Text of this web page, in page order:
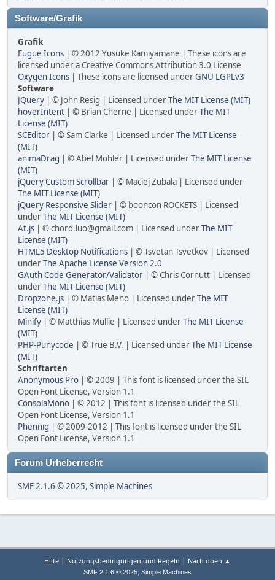
Software/Grafik
Grafik
Fugue Icons | © 2012 Yusuke Kamiyamane | These icons are
licensed under a Creative Commons Attribution 3.0 License
Oxygen Icons | These icons are licensed underGNU LGPLv3
Software
JQuery | © John Resig | Licensed underThe MIT License (MIT)
hoverIntent | © Brian Cherne | Licensed underThe MIT
License (MIT)
SCEditor | © Sam Clarke | Licensed underThe MIT License
(MIT)
animaDrag | © Abel Mohler | Licensed underThe MIT License
(MIT)
jQuery Custom Scrollbar | © Maciej Zubala | Licensed under
The MIT License (MIT)
jQuery Responsive Slider | © booncon ROCKETS | Licensed
underThe MIT License (MIT)
At.js | © chord.luo@gmail.com | Licensed underThe MIT
License (MIT)
HTML5 Desktop Notifications | © Tsvetan Tsvetkov | Licensed
underThe Apache License Version 2.0
GAuth Code Generator/Validator | © Chris Cornutt | Licensed
underThe MIT License (MIT)
Dropzone.js | © Matias Meno | Licensed underThe MIT
License (MIT)
Minify | © Matthias Mullie | Licensed underThe MIT License
(MIT)
PHP-Punycode | © True B.V. | Licensed underThe MIT License
(MIT)
Schriftarten
Anonymous Pro | © 2009 | This font is licensed under the SIL
Open Font License, Version 1.1
ConsolaMono | © 2012 | This font is licensed under the SIL
Open Font License, Version 1.1
Phennig | © 2009-2012 | This font is licensed under the SIL
Open Font License, Version 1.1
Forum Urheberrecht
SMF 2.1.6 © 2025, Simple Machines
Hilfe | Nutzungsbedingungen und Regeln | Nach oben ▲
SMF 2.1.6 © 2025, Simple Machines